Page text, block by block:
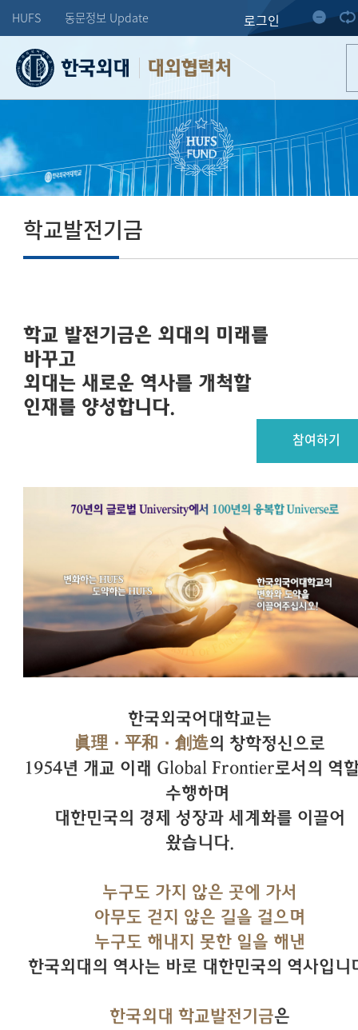
HUFS 동문정보 Update 로그인
대외협력처
학교발전기금
학교 발전기금은 외대의 미래를
바꾸고
외대는 새로운 역사를 개척할
인재를 양성합니다.
참여하기
한국외국어대학교는
眞理·平和·創造의 창학정신으로
1954년 개교 이래 Global Frontier로서의 역
수행하며
대한민국의 경제 성장과 세계화를 이끌어
왔습니다.
누구도 가지 않은 곳에 가서
아무도 걷지 않은 길을 걸으며
누구도 해내지 못한 일을 해낸
한국외대의 역사는 바로 대한민국의 역사입니
한국외대 학교발전기금은